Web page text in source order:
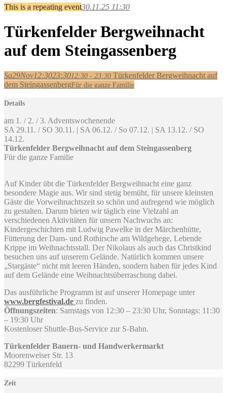
This is a repeating event30.11.25 11:30
Türkenfelder Bergweihnacht
auf dem Steingassenberg
Sa29Nov12:3023:3012:30 - 23:30 Türkenfelder Bergweihnacht auf
dem SteingassenbergFür die ganze Familie
Details
am 1. / 2. / 3. Adventswochenende
SA 29.11. / SO 30.11. | SA 06.12. / So 07.12. | SA 13.12. / SO
14.12.
Türkenfelder Bergweihnacht auf dem Steingassenberg
Für die ganze Familie
Auf Kinder übt die Türkenfelder Bergweihnacht eine ganz
besondere Magie aus. Wir sind stetig bemüht, für unsere kleinsten
Gäste die Vorweihnachtszeit so schön und aufregend wie möglich
zu gestalten. Darum bieten wir täglich eine Vielzahl an
verschiedenen Aktivitäten für unsern Nachwuchs an:
Kindergeschichten mit Ludwig Pawelke in der Märchenhütte,
Fütterung der Dam- und Rothirsche am Wildgehege, Lebende
Krippe im Weihnachtsstall. Der Nikolaus als auch das Christkind
besuchen uns auf unserem Gelände. Natürlich kommen unsere
„Stargäste“ nicht mit leeren Händen, sondern haben für jedes Kind
auf dem Gelände eine Weihnachtsüberraschung dabei.
Das ausführliche Programm ist auf unserer Homepage unter
www.bergfestival.de zu finden.
Öffnungszeiten: Samstags von 12:30 – 23:30 Uhr, Sonntags: 11:30
– 19:30 Uhr
Kostenloser Shuttle-Bus-Service zur S-Bahn.
Türkenfelder Bauern- und Handwerkermarkt
Moorenweiser Str. 13
82299 Türkenfeld
Zeit